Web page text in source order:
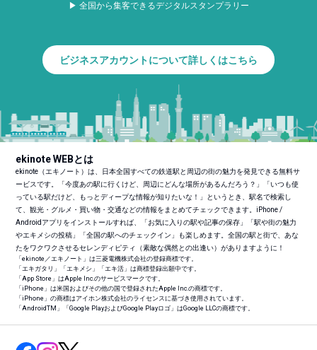
▶ 全国から集客できるデジタルスタンプラリー
ビジネスアカウントについて詳しくはこちら
ekinote WEBとは
ekinote（エキノート）は、日本全国すべての鉄道駅と周辺の街の魅力を発見できる無料サ
ービスです。「今度あの駅に行くけど、周辺にどんな場所があるんだろう？」「いつも使
っている駅だけど、もっとディープな情報が知りたいな！」というとき、駅名で検索し
て、観光・グルメ・買い物・交通などの情報をまとめてチェックできます。iPhone /
Androidアプリをインストールすれば、「お気に入りの駅や記事の保存」「駅や街の魅力
やエキメシの投稿」「全国の駅へのチェックイン」も楽しめます。全国の駅と街で、あな
たをワクワクさせるセレンディピティ（素敵な偶然との出逢い）がありますように！
「ekinote／エキノート」は三菱電機株式会社の登録商標です。
「エキガタリ」「エキメシ」「エキ活」は商標登録出願中です。
「App Store」はApple Inc.のサービスマークです。
「iPhone」は米国およびその他の国で登録されたApple Inc.の商標です。
「iPhone」の商標はアイホン株式会社のライセンスに基づき使用されています。
「AndroidTM 」「Google PlayおよびGoogle Playロゴ」はGoogle LLCの商標です。